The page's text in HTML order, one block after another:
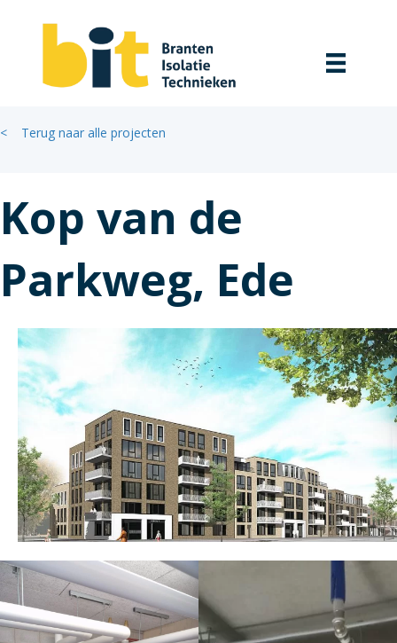
< Terug naar alle projecten
Kop van de
Parkweg, Ede